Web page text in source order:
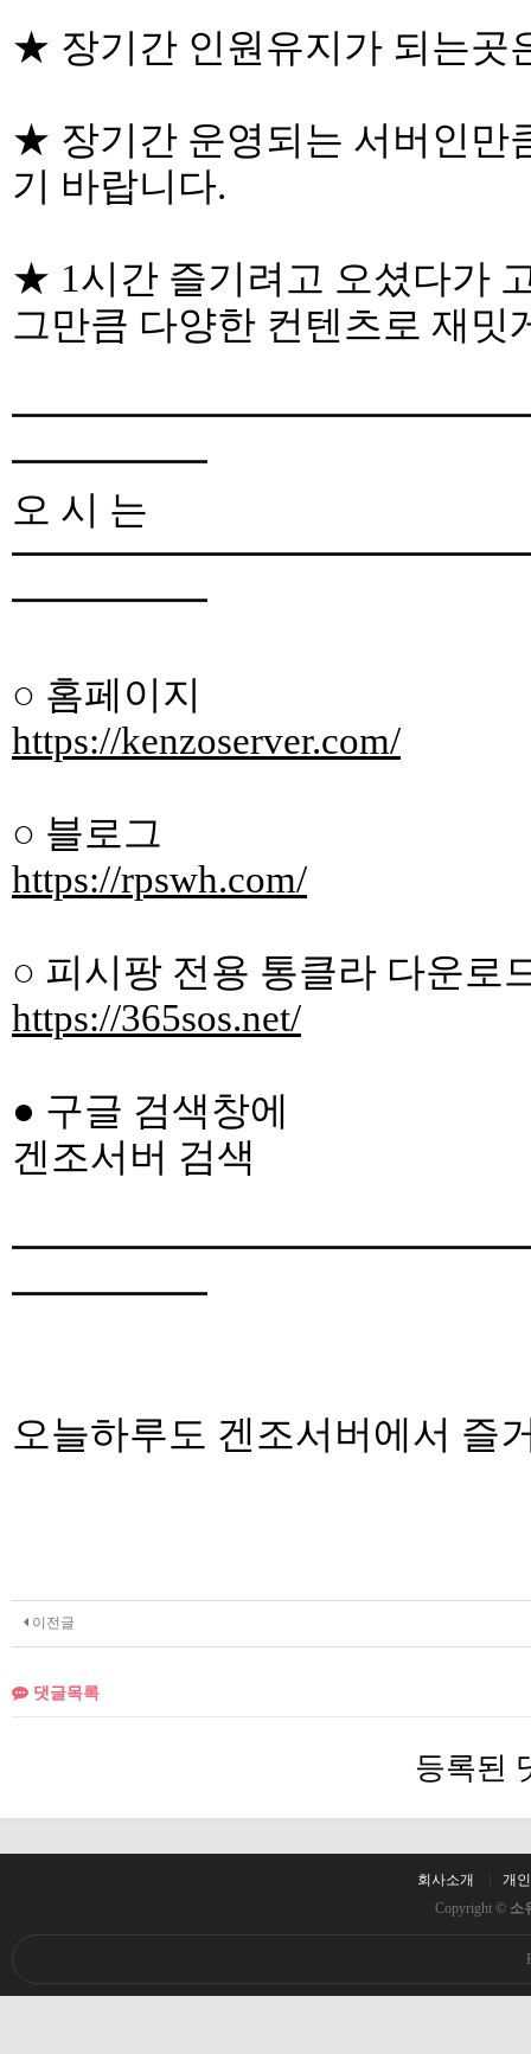
★ 장기간 인원유지가 되는곳
★ 장기간 운영되는 서버인만
기 바랍니다.
★ 1시간 즐기려고 오셨다가
그만큼 다양한 컨텐츠로 재밋
━━━━━
오 시 는
━━━━━
○ 홈페이지
https://kenzoserver.com/
○ 블로그
https://rpswh.com/
○ 피시팡 전용 통클라 다운로
https://365sos.net/
● 구글 검색창에
겐조서버 검색
━━━━━
오늘하루도 겐조서버에서 즐
이전글
댓글목록
등록된
회사소개
개
Copyright © 소